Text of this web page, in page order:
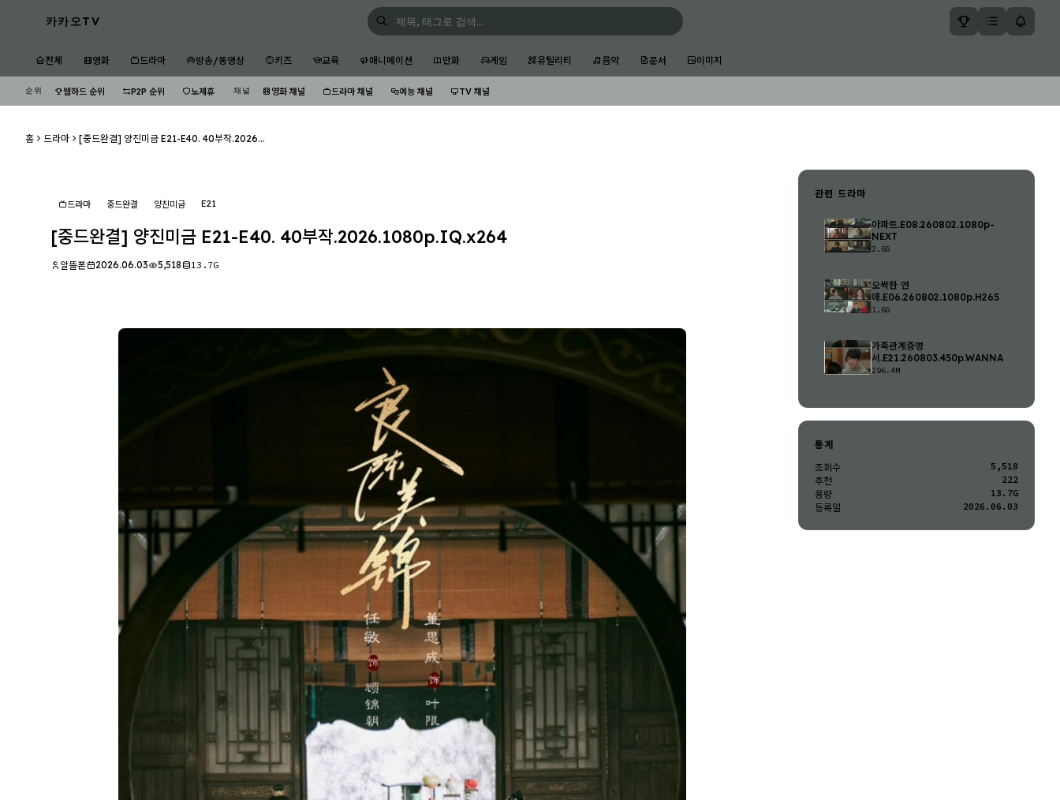
카카오TV
전체 영화 드라마 방송/동영상 키즈 교육 애니메이션 만화 게임 유틸리티 음악 문서 이미지
순위 웹하드 순위 P2P 순위 노제휴 채널 영화 채널 드라마 채널 예능 채널 TV 채널
홈 드라마 [중드완결] 양진미금 E21-E40. 40부작.2026...
드라마 중드완결 양진미금 E21
[중드완결] 양진미금 E21-E40. 40부작.2026.1080p.IQ.x264
알뜰폰 2026.06.03 5,518 13.7G
관련 드라마
아파트.E08.260802.1080p-
NEXT
2.6G
오싹한 연
애.E06.260802.1080p.H265
1.6G
가족관계증명
서.E21.260803.450p.WANNA
296.4M
통계
조회수
5,518
추천
222
용량
13.7G
등록일
2026.06.03